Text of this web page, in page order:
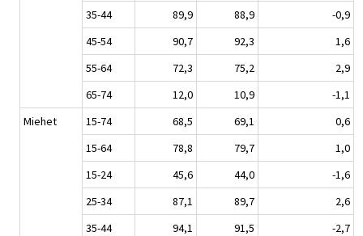
35-44
89,9 88,9
-0,9
45-54
90,7 92,3
1,6
55-64
72,3 75,2
2,9
65-74
12,0 10,9
-1,1
Miehet
15-74 68,5 69,1
0,6
15-64
78,8 79,7
1,0
15-24
45,6 44,0
-1,6
25-34
87,1 89,7
2,6
35-44
94,1 91,5
-2,7